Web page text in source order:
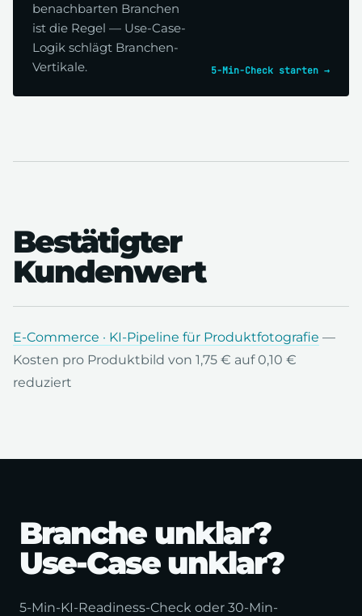
benachbarten Branchen
ist die Regel — Use-Case-
Logik schlägt Branchen-
Vertikale.
5-Min-Check starten →
Bestätigter
Kundenwert
E-Commerce · KI-Pipeline für Produktfotografie —
Kosten pro Produktbild von 1,75 € auf 0,10 €
reduziert
Branche unklar?
Use-Case unklar?
5-Min-KI-Readiness-Check oder 30-Min-